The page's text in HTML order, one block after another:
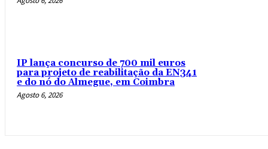
IP lança concurso de 700 mil euros
para projeto de reabilitação da EN341
e do nó do Almegue, em Coimbra
Agosto 6, 2026